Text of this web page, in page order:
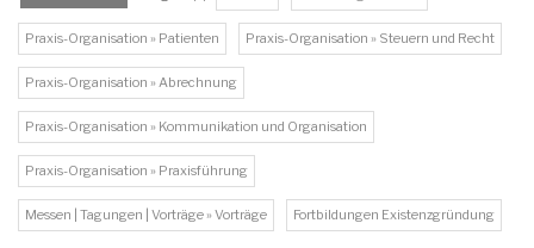
Praxis-Organisation » Patienten Praxis-Organisation » Steuern und Recht
Praxis-Organisation » Abrechnung
Praxis-Organisation » Kommunikation und Organisation
Praxis-Organisation » Praxisführung
Messen | Tagungen | Vorträge » Vorträge Fortbildungen Existenzgründung